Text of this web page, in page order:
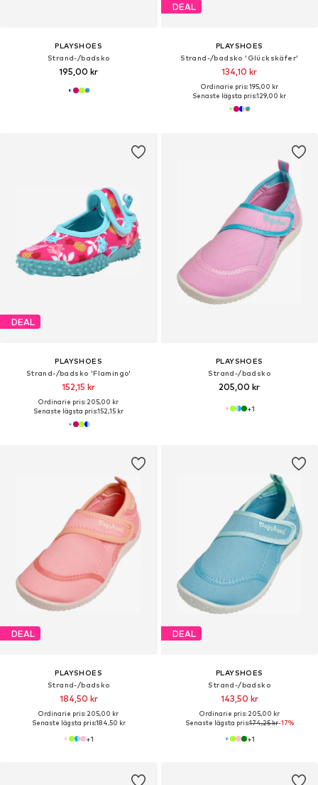
PLAYSHOES
Strand-/badsko
195,00 kr
DEAL
PLAYSHOES
Strand-/badsko 'Glückskäfer'
134,10 kr
Ordinarie pris: 195,00 kr
Senaste lägsta pris:129,00 kr
DEAL
PLAYSHOES
Strand-/badsko 'Flamingo'
152,15 kr
Ordinarie pris: 205,00 kr
Senaste lägsta pris:152,15 kr
PLAYSHOES
Strand-/badsko
205,00 kr
+1
DEAL
PLAYSHOES
Strand-/badsko
184,50 kr
Ordinarie pris: 205,00 kr
Senaste lägsta pris:184,50 kr
+1
DEAL
PLAYSHOES
Strand-/badsko
143,50 kr
Ordinarie pris: 205,00 kr
Senaste lägsta pris:174,25 kr-17%
+1